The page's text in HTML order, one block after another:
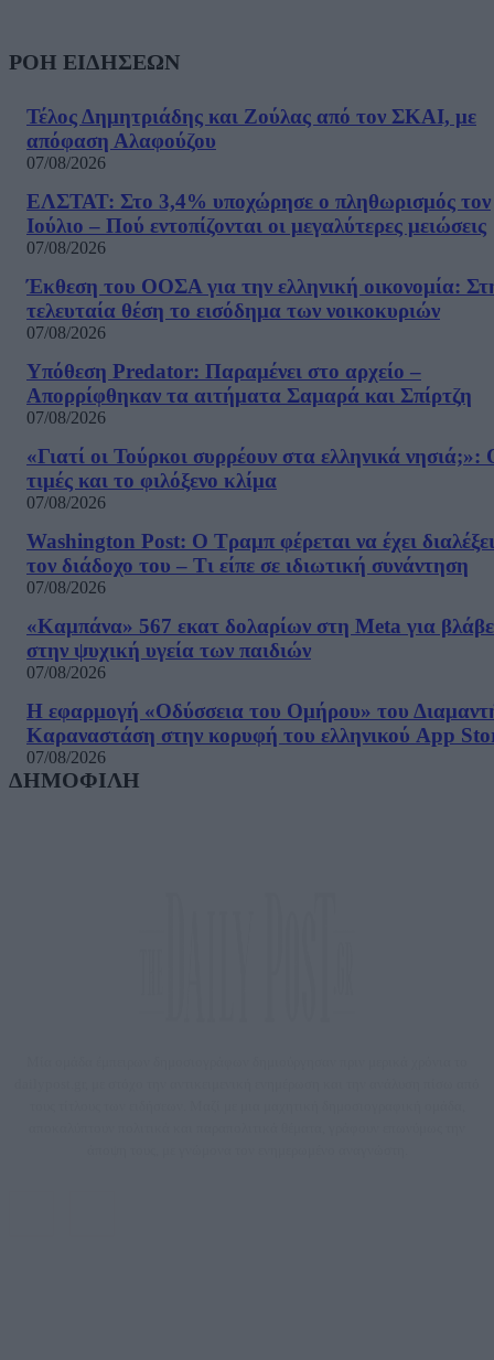
ΡΟΗ ΕΙΔΗΣΕΩΝ
Τέλος Δημητριάδης και Ζούλας από τον ΣΚΑΙ, με
απόφαση Αλαφούζου
07/08/2026
ΕΛΣΤΑΤ: Στο 3,4% υποχώρησε ο πληθωρισμός τον
Ιούλιο – Πού εντοπίζονται οι μεγαλύτερες μειώσεις
07/08/2026
Έκθεση του ΟΟΣΑ για την ελληνική οικονομία:
τελευταία θέση το εισόδημα των νοικοκυριών
07/08/2026
Υπόθεση Predator: Παραμένει στο αρχείο –
Απορρίφθηκαν τα αιτήματα Σαμαρά και Σπίρτζη
07/08/2026
«Γιατί οι Τούρκοι συρρέουν στα ελληνικά νησιά;»:
τιμές και το φιλόξενο κλίμα
07/08/2026
Washington Post: Ο Τραμπ φέρεται να έχει διαλέξει
τον διάδοχο του – Τι είπε σε ιδιωτική συνάντηση
07/08/2026
«Καμπάνα» 567 εκατ δολαρίων στη Meta για
στην ψυχική υγεία των παιδιών
07/08/2026
Η εφαρμογή «Οδύσσεια του Ομήρου» του
Καραναστάση στην κορυφή του ελληνικού App
07/08/2026
ΔΗΜΟΦΙΛΗ